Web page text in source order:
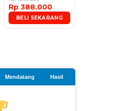
Microphone
Rp 388.000
BELI SEKARANG
Mendatang Hasil